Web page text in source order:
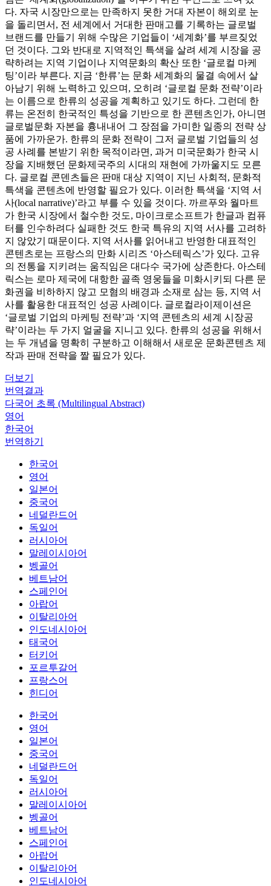
다. 자국 시장만으로는 만족하지 못한 거대 자본이 해외로 눈
을 돌리면서, 전 세계에서 거대한 판매고를 기록하는 글로벌
브랜드를 만들기 위해 수많은 기업들이 ‘세계화’를 부르짖었
던 것이다. 그와 반대로 지역적인 특색을 살려 세계 시장을 공
략하려는 지역 기업이나 지역문화의 확산 또한 ‘글로컬 마케
팅’이라 부른다. 지금 ‘한류’는 문화 세계화의 물결 속에서 살
아남기 위해 노력하고 있으며, 오히려 ‘글로컬 문화 전략’이라
는 이름으로 한류의 성공을 계획하고 있기도 하다. 그런데 한
류는 온전히 한국적인 특성을 기반으로 한 콘텐츠인가, 아니면
글로벌문화 자본을 흉내내어 그 장점을 가미한 일종의 전략 상
품에 가까운가. 한류의 문화 전략이 그저 글로벌 기업들의 성
공 사례를 본받기 위한 목적이라면, 과거 미국문화가 한국 시
장을 지배했던 문화제국주의 시대의 재현에 가까울지도 모른
다. 글로컬 콘덴츠들은 판매 대상 지역이 지닌 사회적, 문화적
특색을 콘텐츠에 반영할 필요가 있다. 이러한 특색을 ‘지역 서
사(local narrative)’라고 부를 수 있을 것이다. 까르푸와 월마트
가 한국 시장에서 철수한 것도, 마이크로소프트가 한글과 컴퓨
터를 인수하려다 실패한 것도 한국 특유의 지역 서사를 고려하
지 않았기 때문이다. 지역 서사를 읽어내고 반영한 대표적인
콘텐츠로는 프랑스의 만화 시리즈 ‘아스테릭스’가 있다. 고유
의 전통을 지키려는 움직임은 대다수 국가에 상존한다. 아스테
릭스는 로마 제국에 대항한 골족 영웅들을 미화시키되 다른 문
화권을 비하하지 않고 모혐의 배경과 소재로 삼는 등, 지역 서
사를 활용한 대표적인 성공 사례이다. 글로컬라이제이션은
‘글로벌 기업의 마케팅 전략’과 ‘지역 콘텐츠의 세계 시장공
략’이라는 두 가지 얼굴을 지니고 있다. 한류의 성공을 위해서
는 두 개념을 명확히 구분하고 이해해서 새로운 문화콘텐츠 제
작과 판매 전략을 짤 필요가 있다.
더보기
번역결과
다국어 초록 (Multilingual Abstract)
영어
한국어
번역하기
한국어
영어
일본어
중국어
네덜란드어
독일어
러시아어
말레이시아어
벵골어
베트남어
스페인어
아랍어
이탈리아어
인도네시아어
태국어
터키어
포르투갈어
프랑스어
힌디어
한국어
영어
일본어
중국어
네덜란드어
독일어
러시아어
말레이시아어
벵골어
베트남어
스페인어
아랍어
이탈리아어
인도네시아어